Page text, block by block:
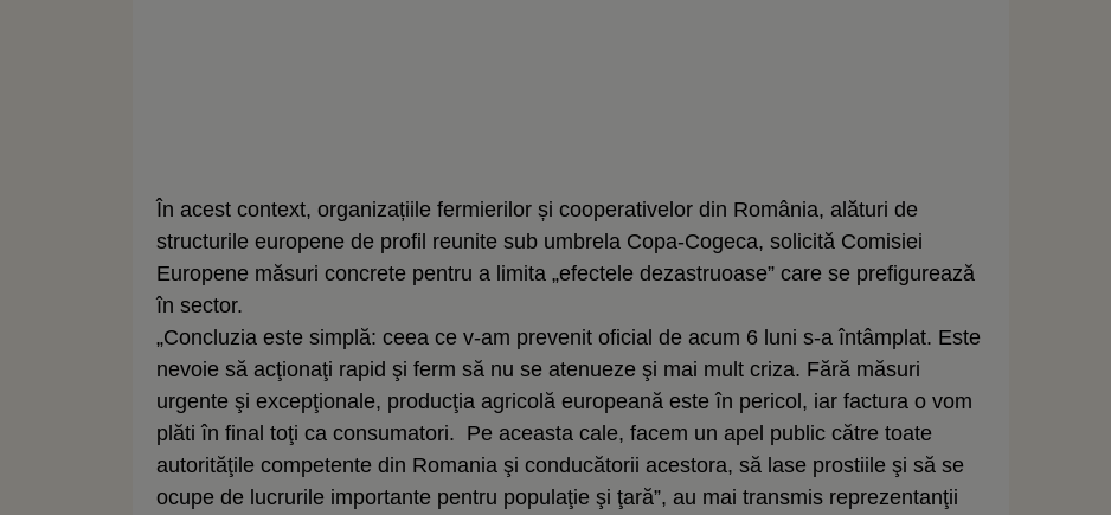
În acest context, organizațiile fermierilor și cooperativelor din România, alături de
structurile europene de profil reunite sub umbrela Copa-Cogeca, solicită Comisiei
Europene măsuri concrete pentru a limita „efectele dezastruoase” care se prefigurează
în sector.
„Concluzia este simplă: ceea ce v-am prevenit oficial de acum 6 luni s-a întâmplat. Este
nevoie să acţionaţi rapid şi ferm să nu se atenueze şi mai mult criza. Fără măsuri
urgente şi excepţionale, producţia agricolă europeană este în pericol, iar factura o vom
plăti în final toţi ca consumatori. Pe aceasta cale, facem un apel public către toate
autorităţile competente din Romania şi conducătorii acestora, să lase prostiile şi să se
ocupe de lucrurile importante pentru populaţie şi ţară”, au mai transmis reprezentanţii